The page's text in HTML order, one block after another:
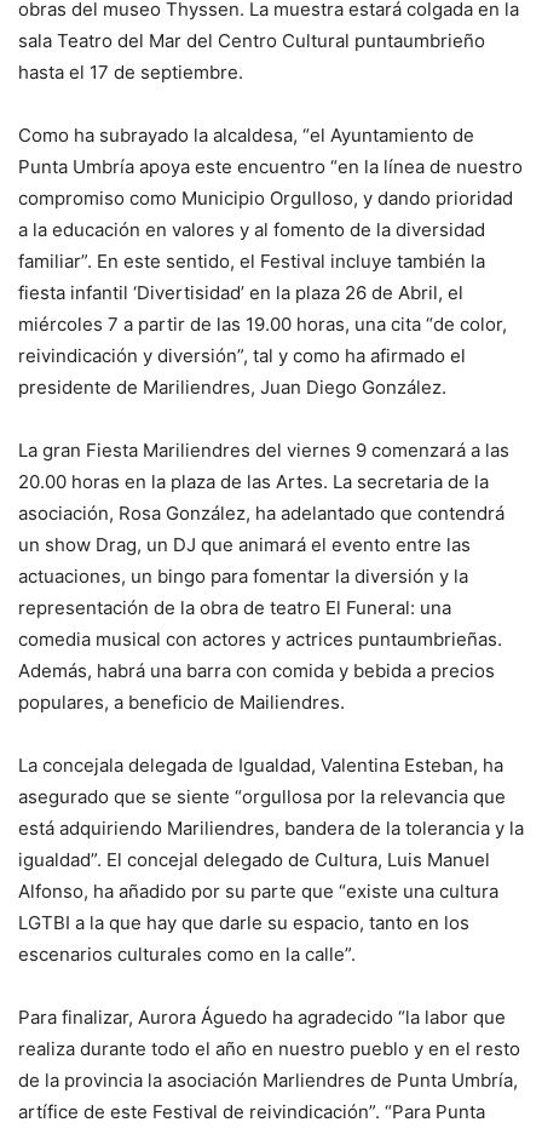
obras del museo Thyssen. La muestra estará colgada en la
sala Teatro del Mar del Centro Cultural puntaumbrieño
hasta el 17 de septiembre.
Como ha subrayado la alcaldesa, “el Ayuntamiento de
Punta Umbría apoya este encuentro “en la línea de nuestro
compromiso como Municipio Orgulloso, y dando prioridad
a la educación en valores y al fomento de la diversidad
familiar”. En este sentido, el Festival incluye también la
fiesta infantil ‘Divertisidad’ en la plaza 26 de Abril, el
miércoles 7 a partir de las 19.00 horas, una cita “de color,
reivindicación y diversión”, tal y como ha afirmado el
presidente de Mariliendres, Juan Diego González.
La gran Fiesta Mariliendres del viernes 9 comenzará a las
20.00 horas en la plaza de las Artes. La secretaria de la
asociación, Rosa González, ha adelantado que contendrá
un show Drag, un DJ que animará el evento entre las
actuaciones, un bingo para fomentar la diversión y la
representación de la obra de teatro El Funeral: una
comedia musical con actores y actrices puntaumbrieñas.
Además, habrá una barra con comida y bebida a precios
populares, a beneficio de Mailiendres.
La concejala delegada de Igualdad, Valentina Esteban, ha
asegurado que se siente “orgullosa por la relevancia que
está adquiriendo Mariliendres, bandera de la tolerancia y la
igualdad”. El concejal delegado de Cultura, Luis Manuel
Alfonso, ha añadido por su parte que “existe una cultura
LGTBI a la que hay que darle su espacio, tanto en los
escenarios culturales como en la calle”.
Para finalizar, Aurora Águedo ha agradecido “la labor que
realiza durante todo el año en nuestro pueblo y en el resto
de la provincia la asociación Marliendres de Punta Umbría,
artífice de este Festival de reivindicación”. “Para Punta